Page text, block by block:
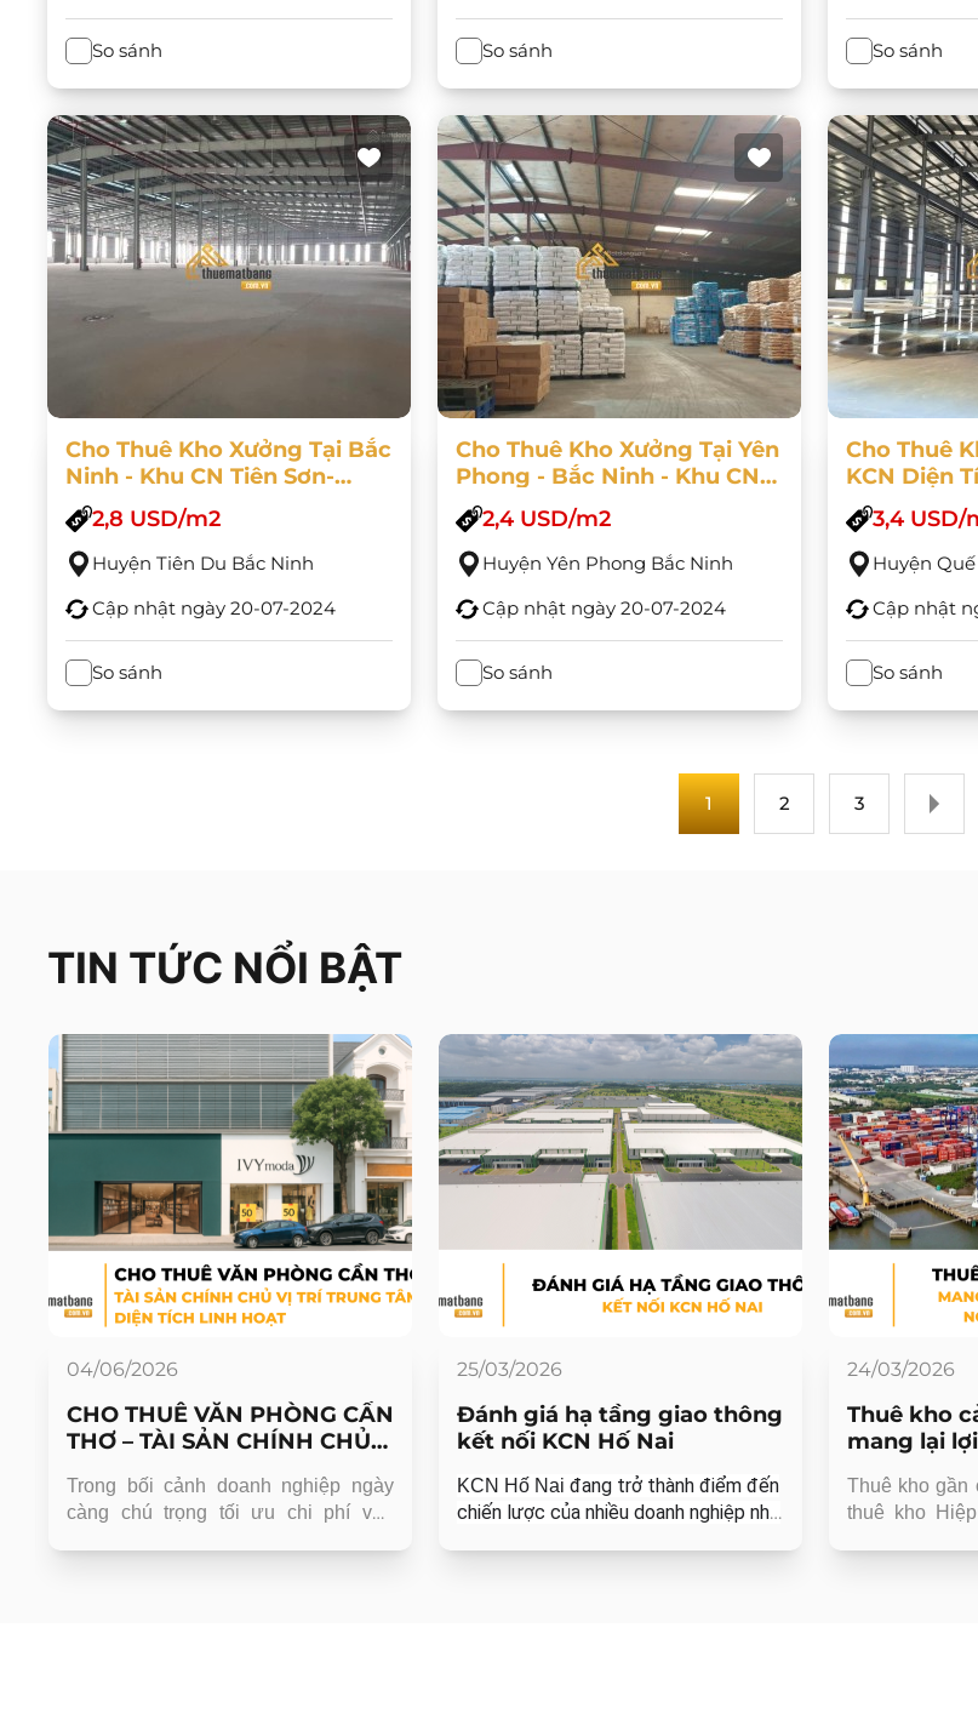
So sánh So sánh So sánh
Cho Thuê Kho Xưởng Tại Bắc
Ninh - Khu CN Tiên Sơn-
Đồng Nguyên- Bắc Ninh
2,8 USD/m2
Huyện Tiên Du Bắc Ninh
Cập nhật ngày 20-07-2024
So sánh
Cho Thuê Kho Xưởng Tại Yên
Phong - Bắc Ninh - Khu CN
Yên Phong - Huyện Yên
Phong - Bắc Ninh
2,4 USD/m2
Huyện Yên Phong Bắc Ninh
Cập nhật ngày 20-07-2024
So sánh
Cho Thuê
KCN Diện
1500m2,
6000m2,
20.000m2
3,4 USD/
Huyện
Cập nhật
So sánh
1 2 3
TIN TỨC NỔI BẬT
04/06/2026
CHO THUÊ VĂN PHÒNG CẦN
THƠ – TÀI SẢN CHÍNH CHỦ
TÍCH LINH HOẠT
Trong bối cảnh doanh nghiệp ngày
càng chú trọng tối ưu chi phí vận
25/03/2026
Đánh giá hạ tầng giao thông
kết nối KCN Hố Nai
KCN Hố Nai đang trở thành điểm đến
chiến lược của nhiều doanh nghiệp nhờ
24/03/2026
Thuê kho
mang lại
khẩu?
Thuê kho gần
thuê kho